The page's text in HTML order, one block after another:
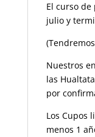
El curso
julio y
Nuestros
las
por
Los Cupos
menos 1